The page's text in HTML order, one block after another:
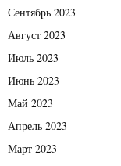
Сентябрь 2023
Август 2023
Июль 2023
Июнь 2023
Май 2023
Апрель 2023
Март 2023